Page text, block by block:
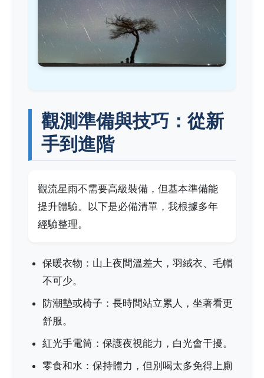
觀測準備與技巧：從新
手到進階
觀流星雨不需要高級裝備，但基本準備能
提升體驗。以下是必備清單，我根據多年
經驗整理。
保暖衣物：山上夜間溫差大，羽絨衣、毛帽
不可少。
防潮墊或椅子：長時間站立累人，坐著看更
舒服。
紅光手電筒：保護夜視能力，白光會干擾。
零食和水：保持體力，但別喝太多免得上廁